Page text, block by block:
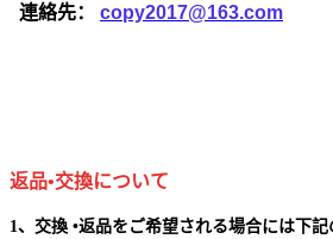
連絡先： copy2017@163.com
返品•交換について
1、交換 •返品をご希望される場合には下